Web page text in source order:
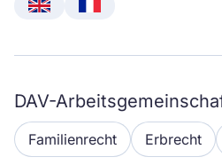
English Français
DAV-
Familienrecht Erbrecht